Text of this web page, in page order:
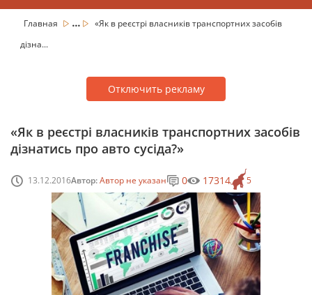
Главная ...
«Як в реєстрі власників транспортних засобів
дізна...
Отключить рекламу
«Як в реєстрі власників транспортних засобів
дізнатись про авто сусіда?»
13.12.2016Автор:Автор не указан 5
0 17314